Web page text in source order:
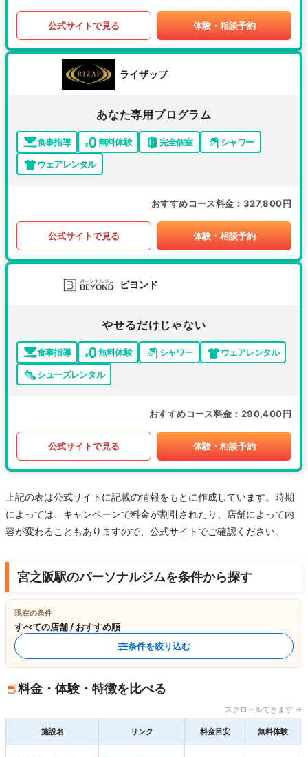
公式サイトで見る 体験・相談予約
ライザップ
あなた専用プログラム
食事指導 無料体験 完全個室
シャワー
ウェアレンタル
おすすめコース料金 327,800円
公式サイトで見る 体験・相談予約
ビヨンド
やせるだけじゃない
食事指導 無料体験 シャワー
ウェアレンタル
シューズレンタル
おすすめコース料金 290,400円
公式サイトで見る 体験・相談予約
上記の表は公式サイトに記載の情報をもとに作成しています。時期
によっては、キャンペーンで料金が割引されたり、店舗によって内
容が変わることもありますので、公式サイトでご確認ください。
宮之阪駅のパーソナルジムを条件から探す
現在の条件
すべての店舗 / おすすめ順
条件を絞り込む
料金・体験・特徴を比べる
スクロールできます →
施設名 リンク 料金目安 無料体験